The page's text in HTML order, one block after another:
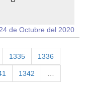
de Octubre del 2020
1335 1336
1342